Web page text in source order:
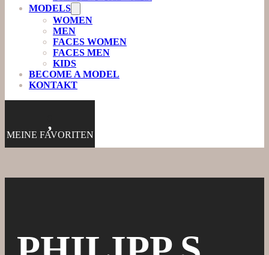
MODELS
WOMEN
MEN
FACES WOMEN
FACES MEN
KIDS
BECOME A MODEL
KONTAKT
MEINE FAVORITEN